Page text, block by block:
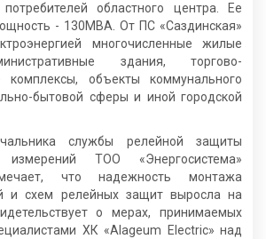
областного центра. Ее
- 130МВА. От ПС «Саздинская»
многочисленные жилые
здания, торгово-
комплексы, объекты коммунального
бытовой сферы и иной городской
службы релейной защиты
ТОО «Энергосистема»
что надежность монтажа
и схем релейных защит выросла на
о мерах, принимаемых
ХК «Alageum Electric» над